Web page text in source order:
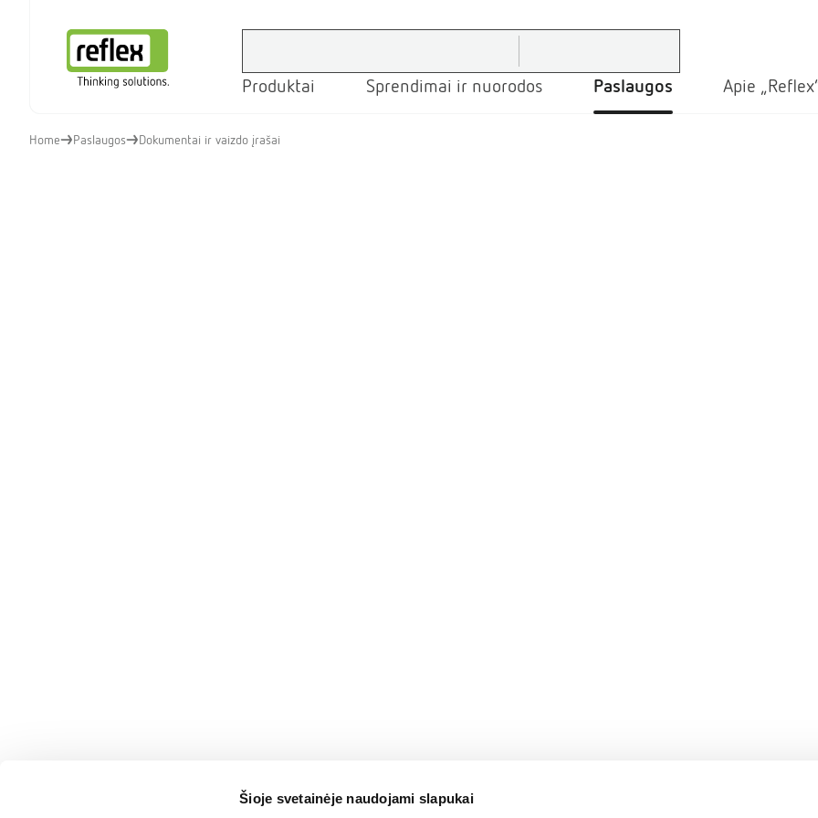
Šioje svetainėje naudojami slapukai
Produktai Sprendimai ir nuorodos Paslaugos Apie
Home Paslaugos Dokumentai ir vaizdo įrašai